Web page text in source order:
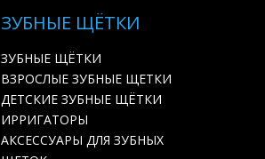
ЗУБНЫЕ ЩЁТКИ
ЗУБНЫЕ ЩЁТКИ
ВЗРОСЛЫЕ ЗУБНЫЕ ЩЕТКИ
ДЕТСКИЕ ЗУБНЫЕ ЩЁТКИ
ИРРИГАТОРЫ
АКСЕССУАРЫ ДЛЯ ЗУБНЫХ